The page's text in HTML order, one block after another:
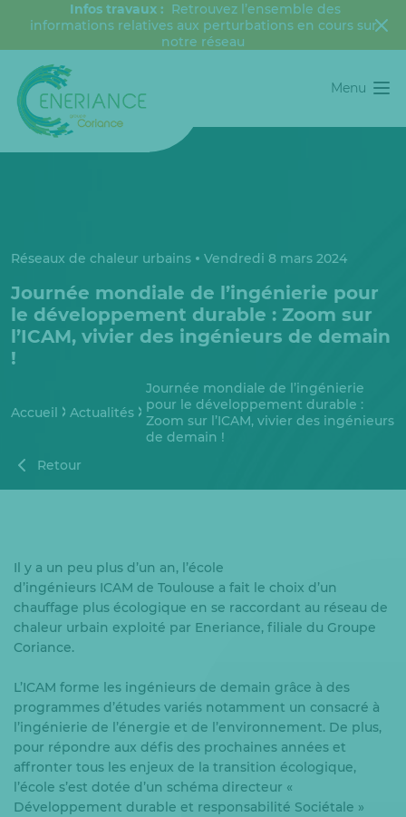
Infos travaux : Retrouvez l’ensemble des
informations relatives aux perturbations en cours sur
notre réseau
Menu
Réseaux de chaleur urbains Vendredi 8 mars 2024
Journée mondiale de l’ingénierie pour
le développement durable : Zoom sur
l’ICAM, vivier des ingénieurs de demain
!
Accueil Actualités
Journée mondiale de l’ingénierie
pour le développement durable :
Zoom sur l’ICAM, vivier des ingénieurs
de demain !
Retour
Il y a un peu plus d’un an, l’école
d’ingénieurs ICAM de Toulouse a fait le choix d’un
chauffage plus écologique en se raccordant au réseau de
chaleur urbain exploité par Eneriance, filiale du Groupe
Coriance.
L’ICAM forme les ingénieurs de demain grâce à des
programmes d’études variés notamment un consacré à
l’ingénierie de l’énergie et de l’environnement. De plus,
pour répondre aux défis des prochaines années et
affronter tous les enjeux de la transition écologique,
l’école s’est dotée d’un schéma directeur «
Développement durable et responsabilité Sociétale »